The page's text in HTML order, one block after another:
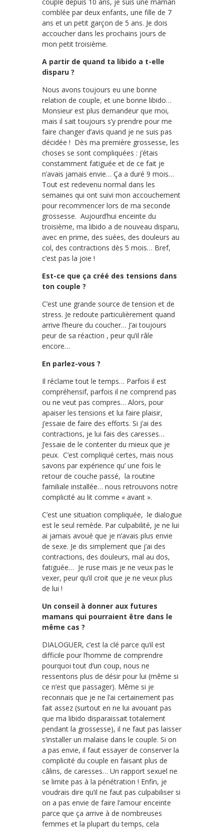
comblée par deux enfants, une fille de 7
ans et un petit garçon de 5 ans. Je dois
accoucher dans les prochains jours de
mon petit troisième.
A partir de quand ta libido a t-elle
disparu ?
Nous avons toujours eu une bonne
relation de couple, et une bonne libido…
Monsieur est plus demandeur que moi,
mais il sait toujours s’y prendre pour me
faire changer d’avis quand je ne suis pas
décidée ! Dès ma première grossesse, les
choses se sont compliquées : j’étais
constamment fatiguée et de ce fait je
n’avais jamais envie… Ça a duré 9 mois…
Tout est redevenu normal dans les
semaines qui ont suivi mon accouchement
pour recommencer lors de ma seconde
grossesse. Aujourd’hui enceinte du
troisième, ma libido a de nouveau disparu,
avec en prime, des suées, des douleurs au
col, des contractions dès 5 mois… Bref,
c’est pas la joie !
Est-ce que ça créé des tensions dans
ton couple ?
C’est une grande source de tension et de
stress. Je redoute particulièrement quand
arrive l’heure du coucher… J’ai toujours
peur de sa réaction , peur qu’il râle
encore…
En parlez-vous ?
Il réclame tout le temps… Parfois il est
compréhensif, parfois il ne comprend pas
ou ne veut pas compres… Alors, pour
apaiser les tensions et lui faire plaisir,
j’essaie de faire des efforts. Si j’ai des
contractions, je lui fais des caresses…
J’essaie de le contenter du mieux que je
peux. C’est compliqué certes, mais nous
savons par expérience qu’ une fois le
retour de couche passé, la routine
familiale installée… nous retrouvons notre
complicité au lit comme « avant ».
C’est une situation compliquée, le dialogue
est le seul remède. Par culpabilité, je ne lui
ai jamais avoué que je n’avais plus envie
de sexe. Je dis simplement que j’ai des
contractions, des douleurs, mal au dos,
fatiguée… Je ruse mais je ne veux pas le
vexer, peur qu’il croit que je ne veux plus
de lui !
Un conseil à donner aux futures
mamans qui pourraient être dans le
même cas ?
DIALOGUER, c’est la clé parce qu’il est
difficile pour l’homme de comprendre
pourquoi tout d’un coup, nous ne
ressentons plus de désir pour lui (même si
ce n’est que passager). Même si je
reconnais que je ne l’ai certainement pas
fait assez (surtout en ne lui avouant pas
que ma libido disparaissait totalement
pendant la grossesse), il ne faut pas laisser
s’installer un malaise dans le couple. Si on
a pas envie, il faut essayer de conserver la
complicité du couple en faisant plus de
câlins, de caresses… Un rapport sexuel ne
se limite pas à la pénétration ! Enfin, je
voudrais dire qu’il ne faut pas culpabiliser si
on a pas envie de faire l’amour enceinte
parce que ça arrive à de nombreuses
femmes et la plupart du temps, cela